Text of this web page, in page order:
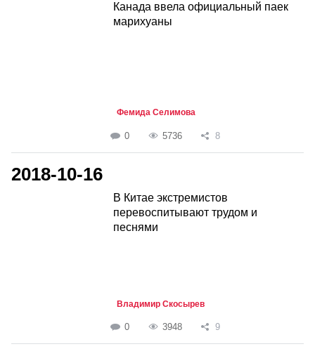
Канада ввела официальный паек
марихуаны
Фемида Селимова
0 5736 8
2018-10-16
В Китае экстремистов
перевоспитывают трудом и
песнями
Владимир Скосырев
0 3948 9